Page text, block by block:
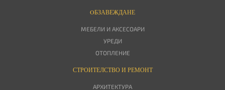
OБЗАВЕЖДАНЕ
МЕБЕЛИ И АКСЕСОАРИ
УРЕДИ
ОТОПЛЕНИЕ
СТРОИТЕЛСТВО И РЕМОНТ
АРХИТЕКТУРА